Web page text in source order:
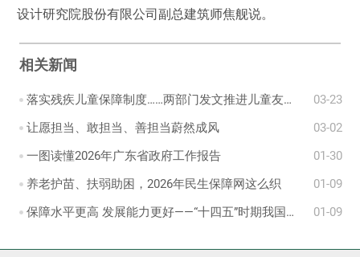
设计研究院股份有限公司副总建筑师焦舰说。
相关新闻
落实残疾儿童保障制度……两部门发文推进儿童友好建设
03-23
让愿担当、敢担当、善担当蔚然成风
03-02
一图读懂2026年广东省政府工作报告
01-30
养老护苗、扶弱助困，2026年民生保障网这么织
01-09
保障水平更高 发展能力更好——“十四五”时期我国残疾人事业迈出坚实步伐
01-09